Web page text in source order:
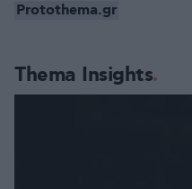
Thema Insights
Protothema.gr